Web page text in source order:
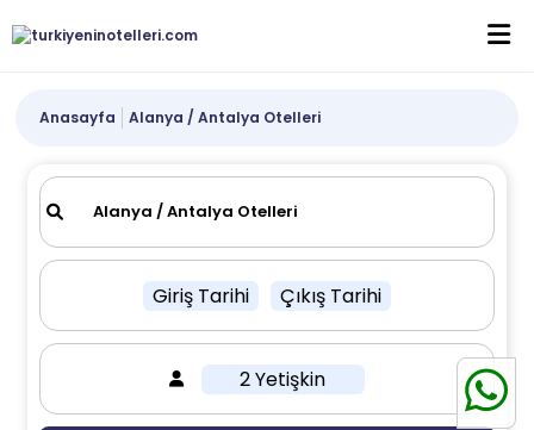
Anasayfa Alanya / Antalya Otelleri
Giriş Tarihi Çıkış Tarihi
2 Yetişkin